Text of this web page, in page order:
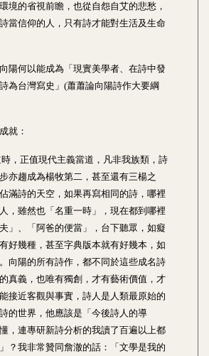
境的省視前瞻，也從自怨自艾的悲愁，
當信仰的人，只有詩才能對生活及生命
陽何以能成為「現實美學者、在詩中發
為台灣寫史」(蕭蕭論向陽詩作大要綱
就：
，正值現代主義當道，凡非我族類，詩
亦趨成為楊牧第二，甚至還有三楊之
詩的天空，如果再寫相同的詩，哪裡
，雖然也「名重一時」，現在都到哪裡
」、「阿爸的便當」，台下聽眾，如癡
好幾種，甚至字典版本就有好幾本，如
向陽的所有詩作，都不同於這些成名詩
真義，也唯有獨創，才有藝術價值，才
接近客觀與事實，詩人是人類最原始的
的世界，他應該是「今後詩人的導
，連專研新詩分析的我讀了百遍以上都
？我非常贊同詹澈的話：「文學是我的